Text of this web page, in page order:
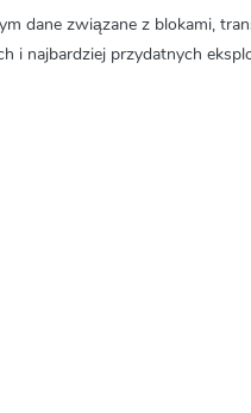
dane związane z blokami,
i najbardziej przydatnych